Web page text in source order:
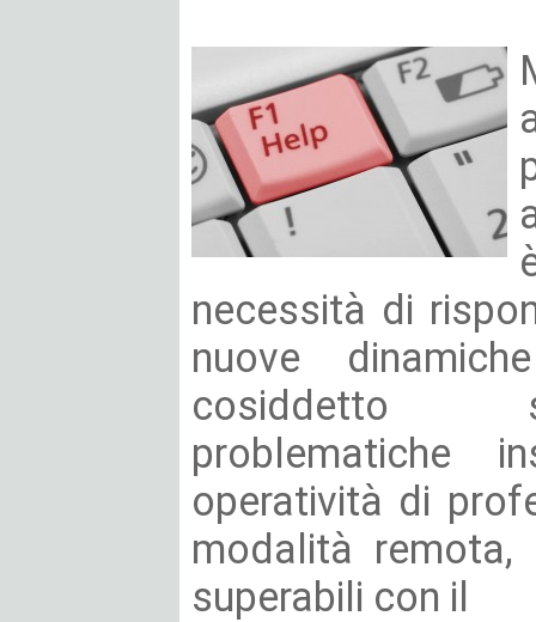
necessità di
nuove
cosiddetto
problematiche
operatività di
modalità remota,
superabili con il